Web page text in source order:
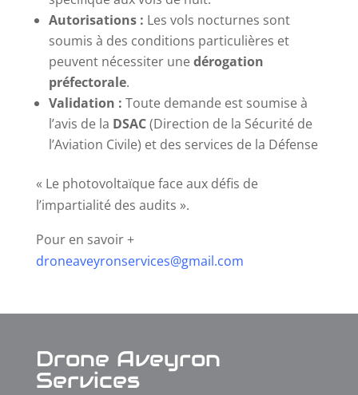
Autorisations : Les vols nocturnes sont
soumis à des conditions particulières et
peuvent nécessiter unedérogation
préfectorale.
Validation : Toute demande est soumise à
l’avis de la DSAC(Direction de la Sécurité de
l’Aviation Civile) et des services de la Défense
« Le photovoltaïque face aux défis de
l’impartialité des audits ».
Pour en savoir +
droneaveyronservices@gmail.com
Drone Aveyron
Services